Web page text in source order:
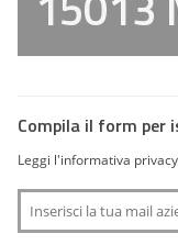
Compila il form per
Leggi l'informativa privacy